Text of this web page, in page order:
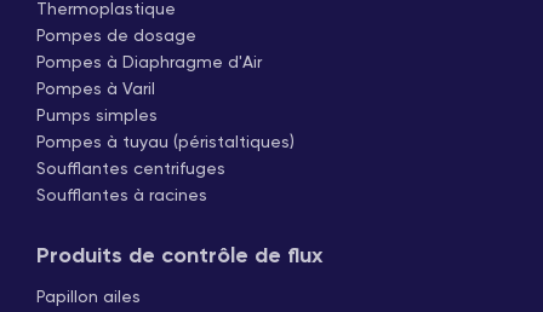
Thermoplastique
Pompes de dosage
Pompes à Diaphragme d'Air
Pompes à Varil
Pumps simples
Pompes à tuyau (péristaltiques)
Soufflantes centrifuges
Soufflantes à racines
Produits de contrôle de flux
Papillon ailes